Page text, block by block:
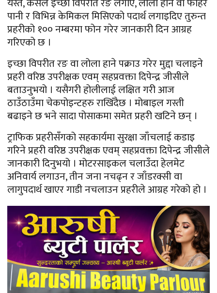
पानी र विभिन्न केमिकल मिसिएको पदार्थ लगाइदिए तुरुन्त
प्रहरीको १०० नम्बरमा फोन गरेर जानकारी दिन आग्रह
गरिएको छ ।
इच्छा विपरीत रङ वा लोला हाने पक्राउ गरेर मुद्दा चलाइने
प्रहरी वरिष्ठ उपरीक्षक एवम् सहप्रवक्ता दिपेन्द्र जीसीले
बताउनुभयो । यसैगरी होलीलाई लक्षित गरी आज
ठाउँठाउँमा चेकपोइन्टहरु राखिँदैछ । मोबाइल गस्ती
बढाइने छ भने सादा पोसाकमा समेत प्रहरी खटिने छन् ।
ट्राफिक प्रहरीसँगको सहकार्यमा सुरक्षा जाँचलाई कडाइ
गरिने प्रहरी वरिष्ठ उपरीक्षक एवम् सहप्रवक्ता दिपेन्द्र जीसीले
जानकारी दिनुभयो । मोटरसाइकल चलाउँदा हेलमेट
अनिवार्य लगाउन, तीन जना नचढ्न र जाँडरक्सी वा
लागुपदार्थ खाएर गाडी नचलाउन प्रहरीले आग्रह गरेको हो ।